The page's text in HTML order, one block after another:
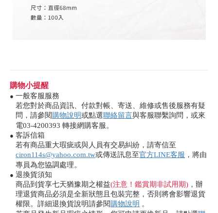
購物小提醒
● 一般客服服務
若您對於商品資訊、付款對帳、寄送、維修或售後服務有疑
問，請參閱購物說明或點選聯絡留言與客服聯繫詢問，或來
電03-4200393 轉接網購客服。
● 客訴信箱
若有商品重大瑕疵或與人員有交易糾紛，請寄信至
ciron114s@yahoo.com.tw或傳送訊息至官方LINE客服 ，將由
專員為您協調處理。
● 退換貨須知
商品到貨享七天猶豫期之權益(注意！鑑賞期非試用期) ，辦
理退貨商品必須是全新狀態且包裝完整，否則將會影響退貨
權限。詳細退換貨說明請參閱購物說明 。